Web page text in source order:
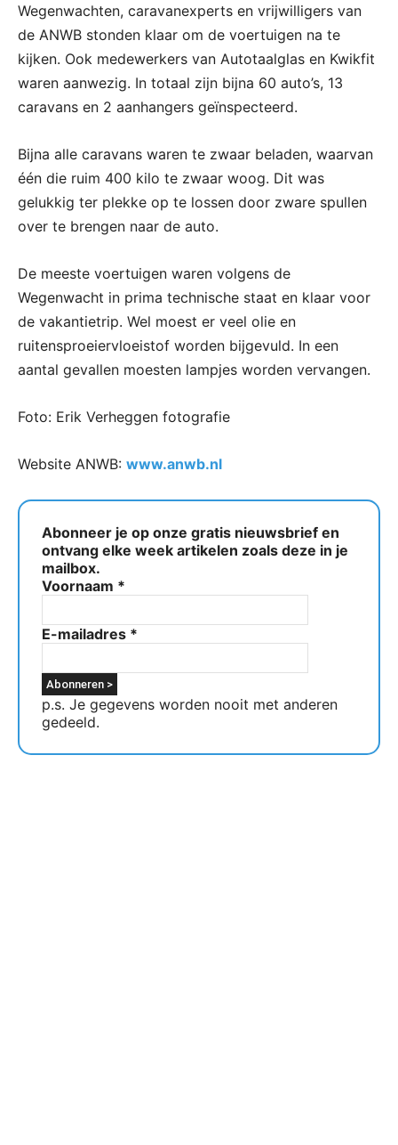
Wegenwachten, caravanexperts en vrijwilligers van
de ANWB stonden klaar om de voertuigen na te
kijken. Ook medewerkers van Autotaalglas en Kwikfit
waren aanwezig. In totaal zijn bijna 60 auto’s, 13
caravans en 2 aanhangers geïnspecteerd.
Bijna alle caravans waren te zwaar beladen, waarvan
één die ruim 400 kilo te zwaar woog. Dit was
gelukkig ter plekke op te lossen door zware spullen
over te brengen naar de auto.
De meeste voertuigen waren volgens de
Wegenwacht in prima technische staat en klaar voor
de vakantietrip. Wel moest er veel olie en
ruitensproeiervloeistof worden bijgevuld. In een
aantal gevallen moesten lampjes worden vervangen.
Foto: Erik Verheggen fotografie
Website ANWB: www.anwb.nl
Abonneer je op onze gratis nieuwsbrief en
ontvang elke week artikelen zoals deze in je
mailbox.
Voornaam *
E-mailadres *
p.s. Je gegevens worden nooit met anderen
gedeeld.